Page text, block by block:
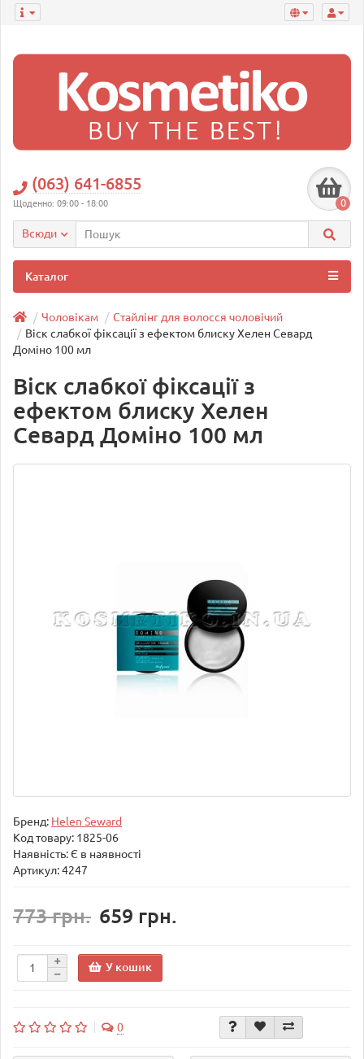
(063) 641-6855
Щоденно: 09:00 - 18:00 0
Всюди
Каталог
Чоловікам
Стайлінг для волосся чоловічий
Віск слабкої фіксації з ефектом блиску Хелен Севард
Доміно 100 мл
Віск слабкої фіксації з
ефектом блиску Хелен
Севард Доміно 100 мл
Бренд: Helen Seward
Код товару: 1825-06
Наявність: Є в наявності
Артикул: 4247
773 грн. 659 грн.
У кошик
0